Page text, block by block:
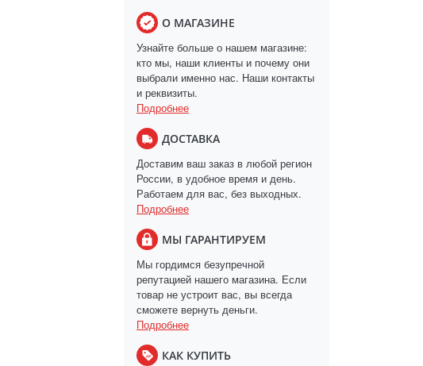
О МАГАЗИНЕ
Узнайте больше о нашем магазине:
кто мы, наши клиенты и почему они
выбрали именно нас. Наши контакты
и реквизиты.
Подробнее
ДОСТАВКА
Доставим ваш заказ в любой регион
России, в удобное время и день.
Работаем для вас, без выходных.
Подробнее
МЫ ГАРАНТИРУЕМ
Мы гордимся безупречной
репутацией нашего магазина. Если
товар не устроит вас, вы всегда
сможете вернуть деньги.
Подробнее
КАК КУПИТЬ